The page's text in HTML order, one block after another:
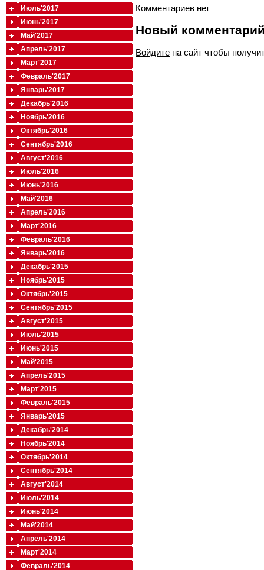
Комментариев нет
Новый
Войдите на сайт чтобы
Июль'2017
Июнь'2017
Май'2017
Апрель'2017
Март'2017
Февраль'2017
Январь'2017
Декабрь'2016
Ноябрь'2016
Октябрь'2016
Сентябрь'2016
Август'2016
Июль'2016
Июнь'2016
Май'2016
Апрель'2016
Март'2016
Февраль'2016
Январь'2016
Декабрь'2015
Ноябрь'2015
Октябрь'2015
Сентябрь'2015
Август'2015
Июль'2015
Июнь'2015
Май'2015
Апрель'2015
Март'2015
Февраль'2015
Январь'2015
Декабрь'2014
Ноябрь'2014
Октябрь'2014
Сентябрь'2014
Август'2014
Июль'2014
Июнь'2014
Май'2014
Апрель'2014
Март'2014
Февраль'2014